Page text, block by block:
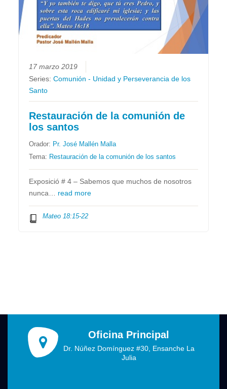
17 marzo 2019
Series:Comunión - Unidad y Perseverancia de los
Santo
Restauración de la comunión de
los santos
Orador: Pr. José Mallén Malla
Tema: Restauración de la comunión de los santos
Exposició # 4 – Sabemos que muchos de nosotros
nunca… read more
Mateo 18:15-22
Oficina Principal
Dr. Núñez Domínguez #30, Ensanche La
Julia